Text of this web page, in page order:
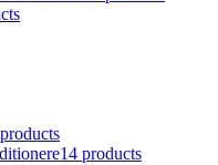
14 products